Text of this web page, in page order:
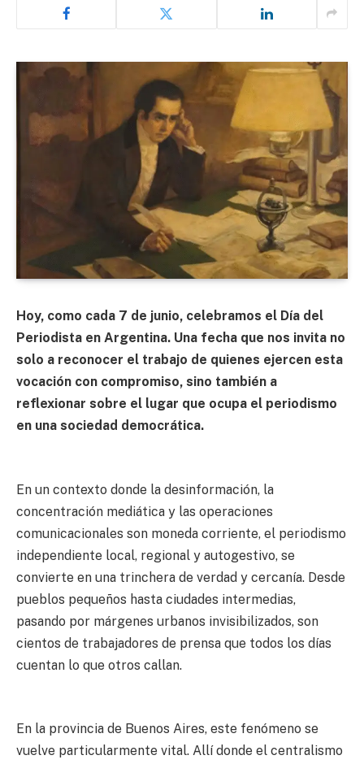
Hoy, como cada 7 de junio, celebramos el Día del
Periodista en Argentina. Una fecha que nos invita no
solo a reconocer el trabajo de quienes ejercen esta
vocación con compromiso, sino también a
reflexionar sobre el lugar que ocupa el periodismo
en una sociedad democrática.
En un contexto donde la desinformación, la
concentración mediática y las operaciones
comunicacionales son moneda corriente, el periodismo
independiente local, regional y autogestivo, se
convierte en una trinchera de verdad y cercanía. Desde
pueblos pequeños hasta ciudades intermedias,
pasando por márgenes urbanos invisibilizados, son
cientos de trabajadores de prensa que todos los días
cuentan lo que otros callan.
En la provincia de Buenos Aires, este fenómeno se
vuelve particularmente vital. Allí donde el centralismo